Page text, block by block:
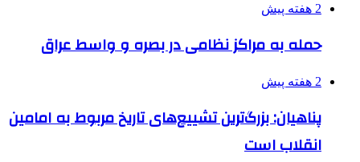
2 هفته پیش
حمله به مراکز نظامی در بصره و واسط عراق
2 هفته پیش
پناهیان: بزرگ‌ترین تشییع‌های تاریخ مربوط به امامین
انقلاب است